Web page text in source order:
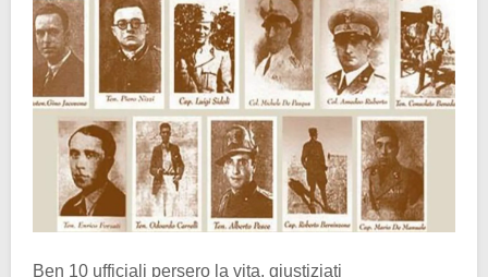
Ben 10 ufficiali persero la vita, giustiziati